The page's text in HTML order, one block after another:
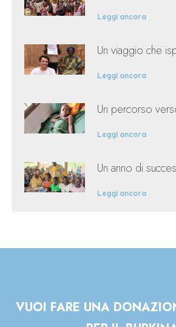
Leggi ancora
Un viaggio che
Leggi ancora
Un percorso
Leggi ancora
Un anno di
Leggi ancora
VUOI FARE UNA